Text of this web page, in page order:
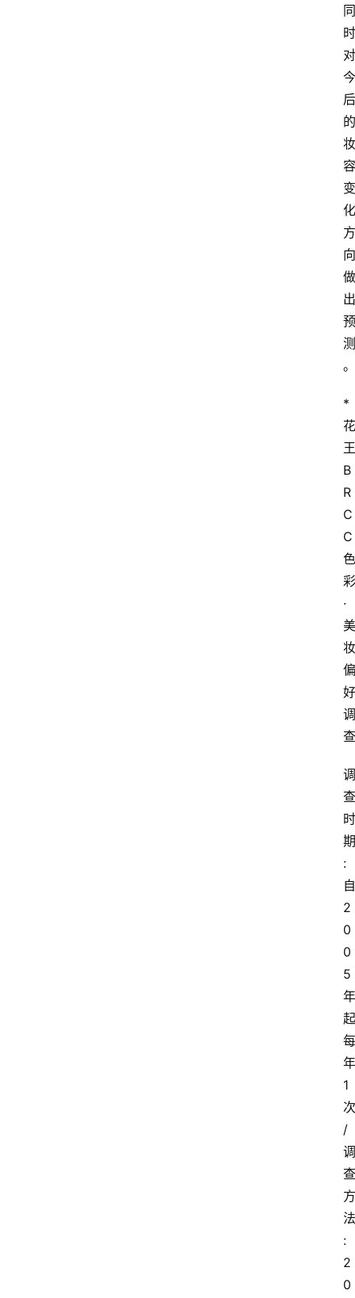
同
时
对
今
后
的
妆
容
变
化
方
向
做
出
预
测
。
*
花
王
B
R
C
C
色
彩
·
美
妆
偏
好
调
查
调
查
时
期
:
自
2
0
0
5
年
起
每
年
1
次
/
调
查
方
法
:
2
0